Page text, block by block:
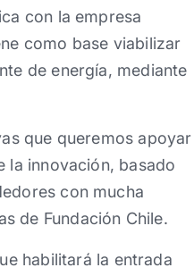
con la empresa
como base viabilizar
de energía, mediante
que queremos apoyar
la innovación, basado
con mucha
de Fundación Chile.
habilitará la entrada